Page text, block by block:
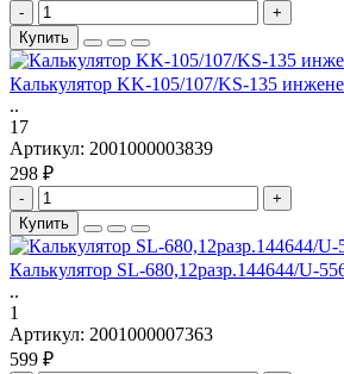
-
+
Купить
Калькулятор KK-105/107/KS-135
..
17
Артикул: 2001000003839
298 ₽
-
+
Купить
Калькулятор SL-680,12разр.144644/U-
..
1
Артикул: 2001000007363
599 ₽